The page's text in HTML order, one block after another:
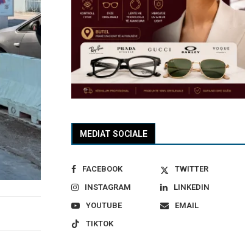
MEDIAT SOCIALE
FACEBOOK
TWITTER
INSTAGRAM
LINKEDIN
YOUTUBE
EMAIL
TIKTOK